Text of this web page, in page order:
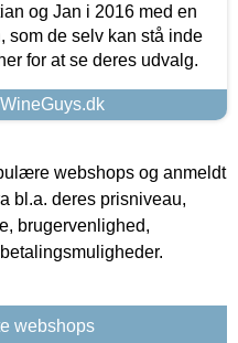
og Jan i 2016 med en
som de selv kan stå inde
for at se deres udvalg.
webshops og anmeldt
bl.a. deres prisniveau,
brugervenlighed,
webshops